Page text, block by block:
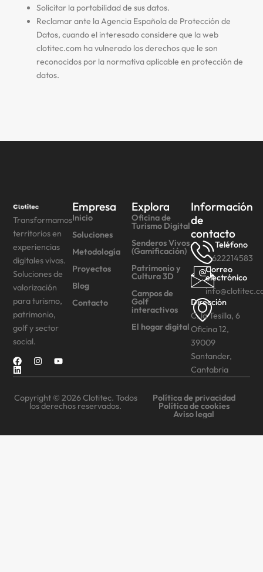
Solicitar la portabilidad de sus datos.
Reclamar ante la Agencia Española de Protección de
Datos, cuando el interesado considere que la web
clotitec.com ha vulnerado los derechos que le son
reconocidos por la normativa aplicable en protección de
datos.
Transformamos
territorios en
experiencias
digitales vivas.
Soluciones de
valorización
para turismo,
patrimonio,
golf y sector
social.
Empresa
Inicio
Soluciones
Metodología
Proyectos
Blog
Contacto
Explora
Oficina de
Turismo Digital
Senderos Vivos
(Gamificación)
Patrimonio y
Cultura 3D
Campos de
Golf
interactivos
El hogar digital
Información
de
contacto
Teléfono
622214583
Correo
electrónico
Dirección
C. la Tesilla, 6
Oficina 12,
39009
Santander,
Cantabria
Copyright © 2026 Clotitec. Todos
los derechos reservados.
Política de privacidad
Política de cookies
Aviso legal